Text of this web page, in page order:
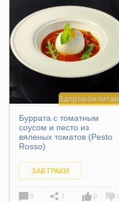
Здоровое
Буррата с томатным
соусом и песто из
вяленых томатов (Pesto
Rosso)
ЗАВТРАКИ
0 1 0